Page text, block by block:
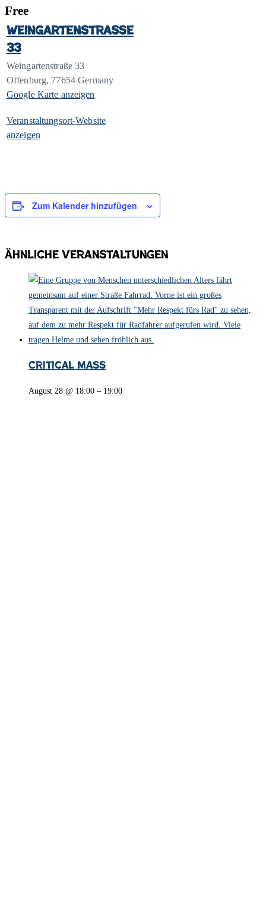
Free
Weingartenstraße
33
Weingartenstraße 33
Offenburg, 77654 Germany
Google Karte anzeigen
Veranstaltungsort-Website
anzeigen
Zum Kalender hinzufügen
Ähnliche Veranstaltungen
Critical Mass
August 28 @ 18:00 – 19:00